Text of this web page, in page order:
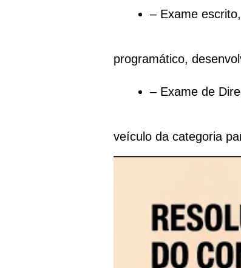
– Exame
programático,
– Exame de
veículo da categoria